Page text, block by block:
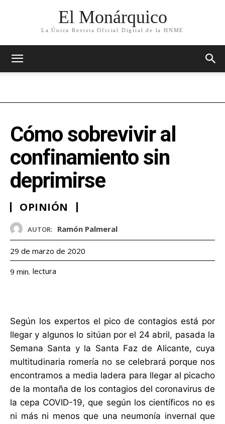
El Monárquico
La Única Revista Oficial Digital de la HNME
Cómo sobrevivir al
confinamiento sin
deprimirse
OPINIÓN
AUTOR: Ramón Palmeral
29 de marzo de 2020
9 min. lectura
Según los expertos el pico de contagios está por
llegar y algunos lo sitúan por el 24 abril, pasada la
Semana Santa y la Santa Faz de Alicante, cuya
multitudinaria romería no se celebrará porque nos
encontramos a media ladera para llegar al picacho
de la montaña de los contagios del coronavirus de
la cepa COVID-19, que según los científicos no es
ni más ni menos que una neumonía invernal que